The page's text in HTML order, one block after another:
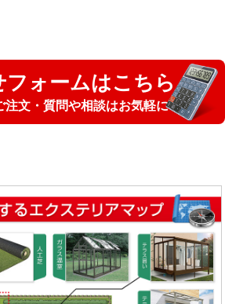
フォームはこちら
注文・質問や相談はお気軽に